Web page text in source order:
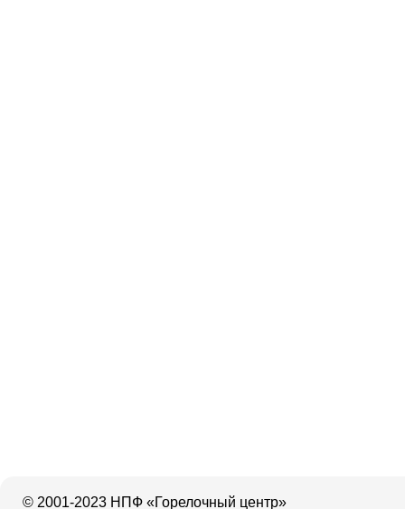
© 2001-2023 НПФ «Горелочный центр»